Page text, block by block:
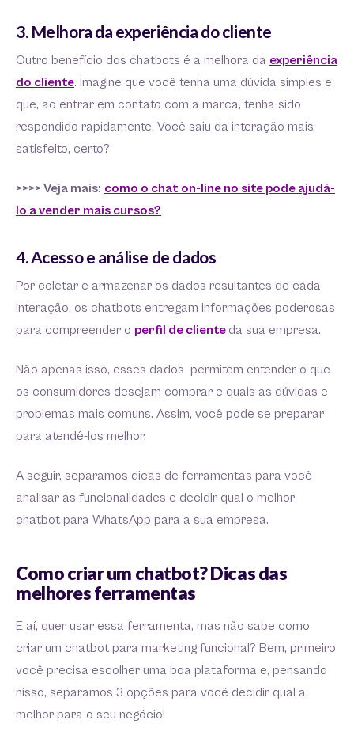
3. Melhora da experiência do cliente
Outro benefício dos chatbots é a melhora da experiência
do cliente. Imagine que você tenha uma dúvida simples e
que, ao entrar em contato com a marca, tenha sido
respondido rapidamente. Você saiu da interação mais
satisfeito, certo?
>>>> Veja mais: como o chat on-line no site pode ajudá-
lo a vender mais cursos?
4. Acesso e análise de dados
Por coletar e armazenar os dados resultantes de cada
interação, os chatbots entregam informações poderosas
para compreender o perfil de cliente da sua empresa.
Não apenas isso, esses dados permitem entender o que
os consumidores desejam comprar e quais as dúvidas e
problemas mais comuns. Assim, você pode se preparar
para atendê-los melhor.
A seguir, separamos dicas de ferramentas para você
analisar as funcionalidades e decidir qual o melhor
chatbot para WhatsApp para a sua empresa.
Como criar um chatbot? Dicas das
melhores ferramentas
E aí, quer usar essa ferramenta, mas não sabe como
criar um chatbot para marketing funcional? Bem, primeiro
você precisa escolher uma boa plataforma e, pensando
nisso, separamos 3 opções para você decidir qual a
melhor para o seu negócio!